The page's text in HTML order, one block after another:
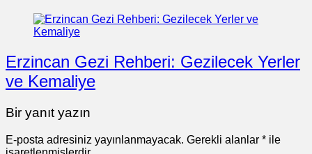
Erzincan Gezi Rehberi: Gezilecek Yerler
ve Kemaliye
Bir yanıt yazın
E-posta adresiniz yayınlanmayacak. Gerekli alanlar * ile